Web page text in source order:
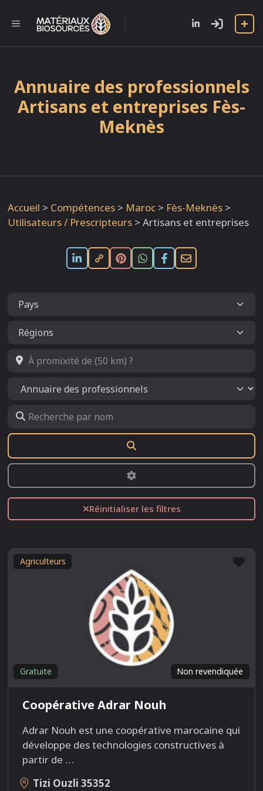
contenu
MENU
Annuaire des professionnels
Artisans et entreprises Fès-
Meknès
Accueil > Compétences > Maroc > Fès-Meknès >
Utilisateurs / Prescripteurs > Artisans et entreprises
À promixité de (50 km) ?
Select search type
Recherche par nom
Advanced Filters
Réinitialiser les filtres
Agriculteurs
Non revendiquée
Gratuite
Coopérative Adrar Nouh
Adrar Nouh est une coopérative marocaine qui
développe des technologies constructives à
partir de …
Tizi Ouzli 35352